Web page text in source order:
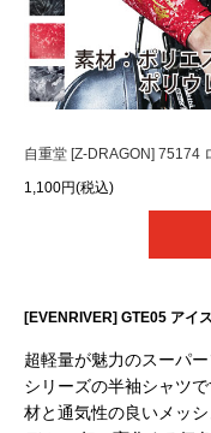
自重堂 [Z-DRAGON] 75174
1,100円(税込)
[EVENRIVER] GTE05 アイ
超軽量が魅力のスーパ
シリーズの半袖シャツ
材と通気性の良いメッ